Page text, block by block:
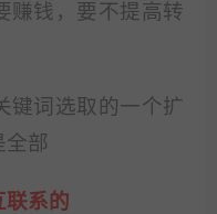
赚钱，要不提高转
键词选取的一个扩
全部
联系的